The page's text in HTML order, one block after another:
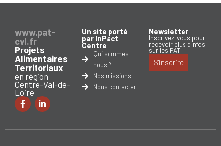
www.pat-
cvl.fr
Projets
Alimentaires
Territoriaux
en région
Centre-Val-de-
Loire
Un site porté
par InPact
Centre
Qui sommes-
nous ?
Nos missions
Nous contacter
Newsletter
Inscrivez-vous pour
recevoir plus d'infos
sur les PAT
S'inscrire